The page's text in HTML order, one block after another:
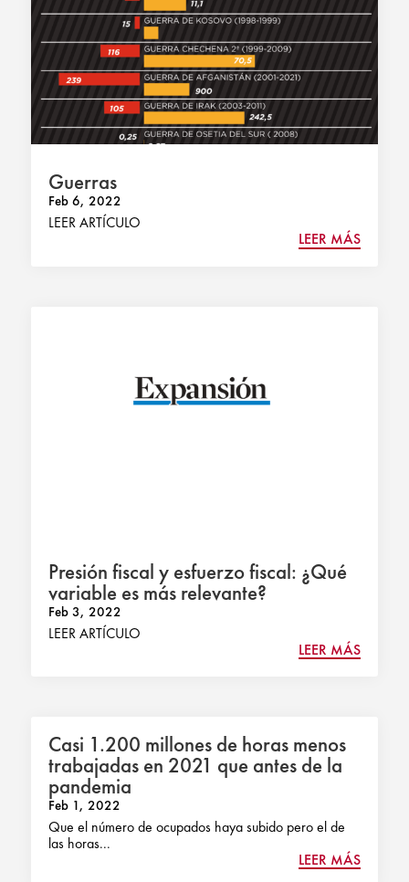
Guerras
Feb 6, 2022
LEER ARTÍCULO
LEER MÁS
Presión fiscal y esfuerzo fiscal: ¿Qué
variable es más relevante?
Feb 3, 2022
LEER ARTÍCULO
LEER MÁS
Casi 1.200 millones de horas menos
trabajadas en 2021 que antes de la
pandemia
Feb 1, 2022
Que el número de ocupados haya subido pero el de
las horas...
LEER MÁS